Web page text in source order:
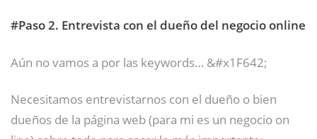
#Paso 2. Entrevista con el dueño del negocio online
Aún no vamos a por las keywords… &#x1F642;
Necesitamos entrevistarnos con el dueño o bien
dueños de la página web (para mi es un negocio on